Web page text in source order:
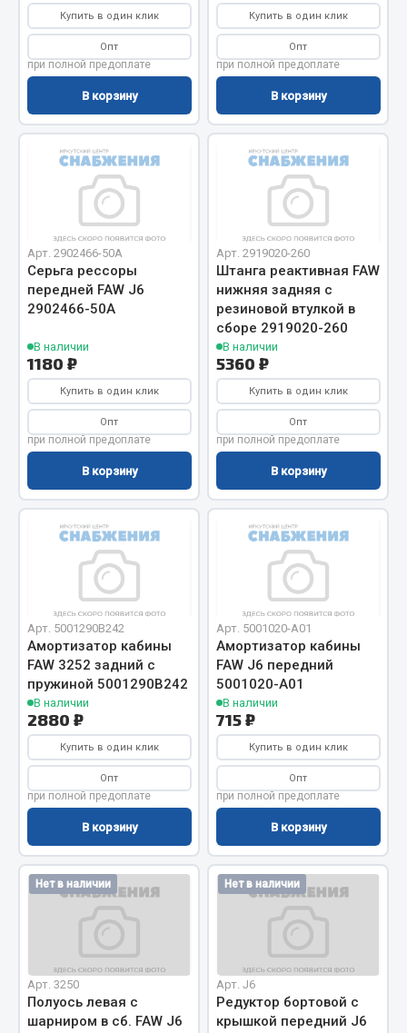
Автотовары
Автокаталоги
Аксессуары автомобильные
Аптечки и знаки автомобильные
Брызговики
Вентиляторы кабины
Вымпела
Показать ещё
Весь раздел
Смазочные материалы
Масла
Охладжающие жидкости
Технические жидкости
Весь раздел
МЕТИЗЫ
Гайки
Кольца стопорные
Пресс-масленки
Пробки
Пружины
Хомуты
Весь раздел
Соединительные элементы
Тройники
Трубки, муфты, гайки
Угольники
Купить в один клик
Опт
при полной предоплате
В корзину
Купить в один клик
Опт
при полной предоплате
В корзину
Арт. 2902466-50A
Серьга рессоры
передней FAW J6
2902466-50A
В наличии
1180 ₽
Купить в один клик
Опт
при полной предоплате
В корзину
Арт. 2919020-260
Штанга реактивная FAW
нижняя задняя с
резиновой втулкой в
сборе 2919020-260
В наличии
5360 ₽
Купить в один клик
Опт
при полной предоплате
В корзину
Арт. 5001290B242
Амортизатор кабины
FAW 3252 задний с
пружиной 5001290B242
В наличии
2880 ₽
Купить в один клик
Опт
при полной предоплате
В корзину
Арт. 5001020-A01
Амортизатор кабины
FAW J6 передний
5001020-A01
В наличии
715 ₽
Купить в один клик
Опт
при полной предоплате
В корзину
Нет в наличии
Арт. 3250
Полуось левая с
шарниром в сб. FAW J6
Нет в наличии
Арт. J6
Редуктор бортовой с
крышкой передний J6